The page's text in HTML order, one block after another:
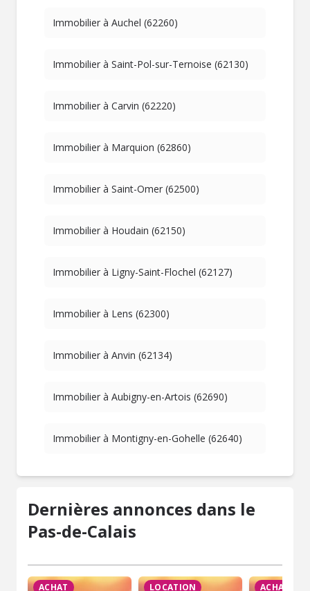
Immobilier à Auchel (62260)
Immobilier à Saint-Pol-sur-Ternoise (62130)
Immobilier à Carvin (62220)
Immobilier à Marquion (62860)
Immobilier à Saint-Omer (62500)
Immobilier à Houdain (62150)
Immobilier à Ligny-Saint-Flochel (62127)
Immobilier à Lens (62300)
Immobilier à Anvin (62134)
Immobilier à Aubigny-en-Artois (62690)
Immobilier à Montigny-en-Gohelle (62640)
Dernières annonces dans le
Pas-de-Calais
ACHAT LOCATION ACHAT